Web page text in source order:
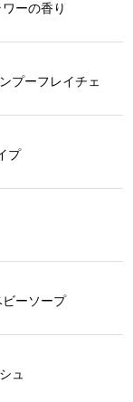
ーの香り
プーフレイチェ
プ
ーソープ
ュ